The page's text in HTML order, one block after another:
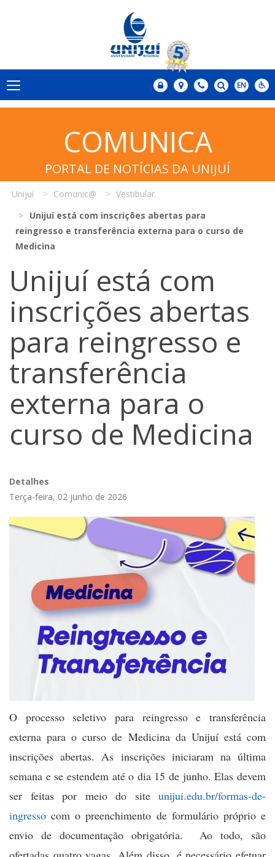
COMUNICA
PORTAL DE NOTÍCIAS DA UNIJUÍ
Unijuí Comunic@
Vestibular
Unijuí está com inscrições abertas para
reingresso e transferência externa para o curso de
Medicina
Unijuí está com
inscrições abertas
para reingresso e
transferência
externa para o
curso de Medicina
Detalhes
Terça-feira, 02 junho de 2026
O processo seletivo para reingresso e transferência
externa para o curso de Medicina da Unijuí está com
inscrições abertas. As inscrições iniciaram na última
semana e se estendem até o dia 15 de junho. Elas devem
ser feitas por meio do site unijui.edu.br/formas-de-
ingresso com o preenchimento de formulário próprio e
envio de documentação obrigatória. Ao todo, são